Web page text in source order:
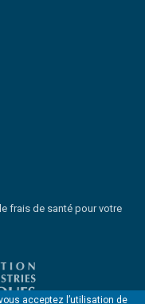
acceptez l’utilisation de
frais de santé pour votre